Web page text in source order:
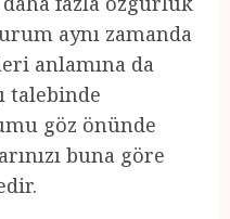
aynı zamanda
anlamına da
talebinde
göz önünde
buna göre